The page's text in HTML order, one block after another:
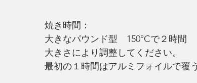
焼き時間：
大きなパウンド型　150°Cで２時間
大きさにより調整してください。
最初の１時間はアルミフォイルで覆